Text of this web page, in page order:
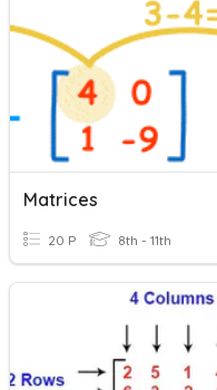
Matrices
20 P 8th - 11th